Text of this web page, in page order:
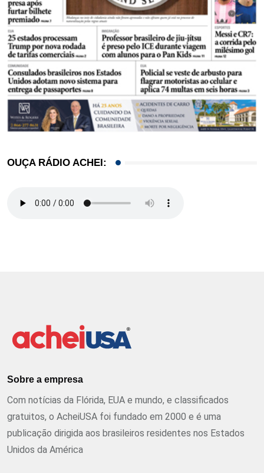
OUÇA RÁDIO ACHEI:
Sobre a empresa
Com notícias da Flórida, EUA e mundo, e classificados
gratuitos, o AcheiUSA foi fundado em 2000 e é uma
publicação dirigida aos brasileiros residentes nos Estados
Unidos da América